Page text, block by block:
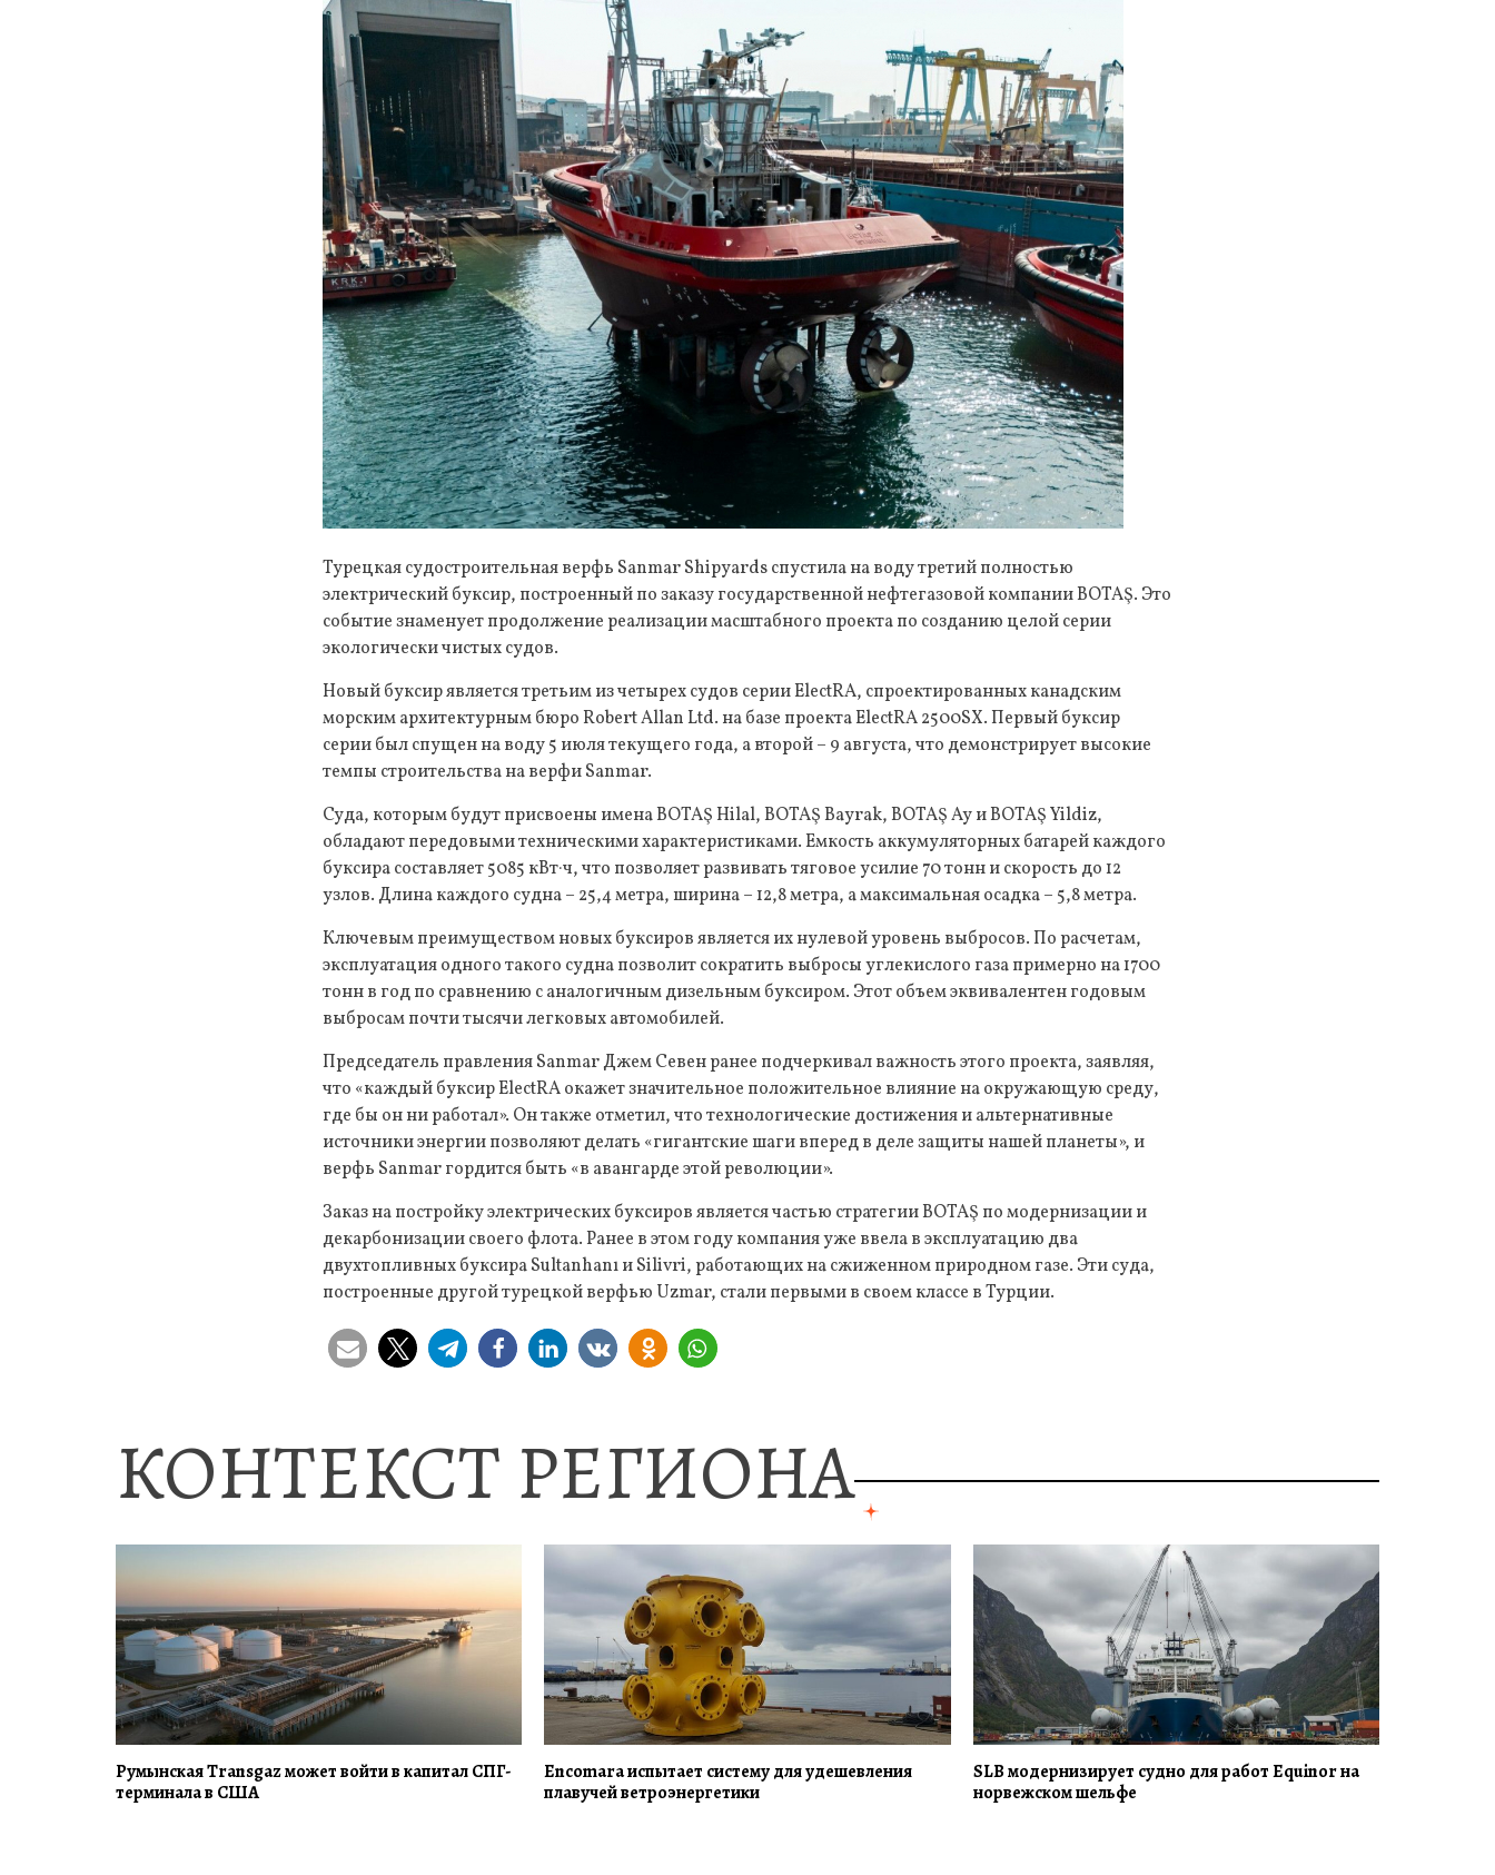
Турецкая судостроительная верфь Sanmar Shipyards спустила на воду третий полностью
электрический буксир, построенный по заказу государственной нефтегазовой компании BOTAŞ. Это
событие знаменует продолжение реализации масштабного проекта по созданию целой серии
экологически чистых судов.
Новый буксир является третьим из четырех судов серии ElectRA, спроектированных канадским
морским архитектурным бюро Robert Allan Ltd. на базе проекта ElectRA 2500SX. Первый буксир
серии был спущен на воду 5 июля текущего года, а второй – 9 августа, что демонстрирует высокие
темпы строительства на верфи Sanmar.
Суда, которым будут присвоены имена BOTAŞ Hilal, BOTAŞ Bayrak, BOTAŞ Ay и BOTAŞ Yildiz,
обладают передовыми техническими характеристиками. Емкость аккумуляторных батарей каждого
буксира составляет 5085 кВт·ч, что позволяет развивать тяговое усилие 70 тонн и скорость до 12
узлов. Длина каждого судна – 25,4 метра, ширина – 12,8 метра, а максимальная осадка – 5,8 метра.
Ключевым преимуществом новых буксиров является их нулевой уровень выбросов. По расчетам,
эксплуатация одного такого судна позволит сократить выбросы углекислого газа примерно на 1700
тонн в год по сравнению с аналогичным дизельным буксиром. Этот объем эквивалентен годовым
выбросам почти тысячи легковых автомобилей.
Председатель правления Sanmar Джем Севен ранее подчеркивал важность этого проекта, заявляя,
что «каждый буксир ElectRA окажет значительное положительное влияние на окружающую среду,
где бы он ни работал». Он также отметил, что технологические достижения и альтернативные
источники энергии позволяют делать «гигантские шаги вперед в деле защиты нашей планеты», и
верфь Sanmar гордится быть «в авангарде этой революции».
Заказ на постройку электрических буксиров является частью стратегии BOTAŞ по модернизации и
декарбонизации своего флота. Ранее в этом году компания уже ввела в эксплуатацию два
двухтопливных буксира Sultanhanı и Silivri, работающих на сжиженном природном газе. Эти суда,
построенные другой турецкой верфью Uzmar, стали первыми в своем классе в Турции.
КОНТЕКСТ РЕГИОНА
Румынская Transgaz может войти в капитал СПГ-
терминала в США
Encomara испытает систему для удешевления
плавучей ветроэнергетики
SLB модернизирует судно для работ Equinor на
норвежском шельфе